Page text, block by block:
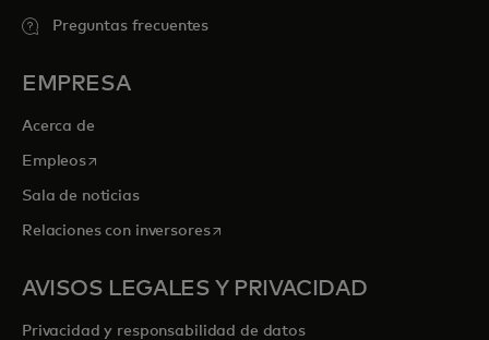
Preguntas frecuentes
EMPRESA
Acerca de
Empleosse abre en una pestaña nueva
Sala de noticias
Relaciones con inversoresse abre en una pestaña nueva
AVISOS LEGALES Y PRIVACIDAD
Privacidad y responsabilidad de datos